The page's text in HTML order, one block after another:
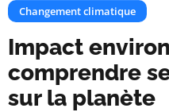
Changement climatique
Impact
comprendre
sur la planète